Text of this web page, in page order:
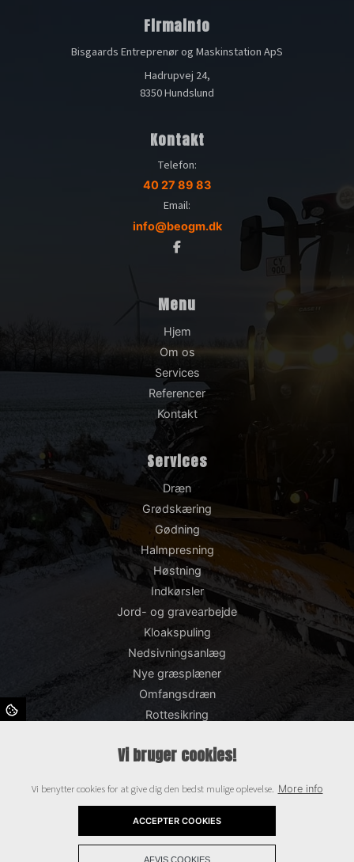
Firmainfo
Bisgaards Entreprenør og Maskinstation ApS
Hadrupvej 24,
8350 Hundslund
Kontakt
Telefon:
40 27 89 83
Email:
info@beogm.dk
Menu
Hjem
Om os
Services
Referencer
Kontakt
Services
Dræn
Grødskæring
Gødning
Halmpresning
Høstning
Indkørsler
Jord- og gravearbejde
Kloakspuling
Nedsivningsanlæg
Nye græsplæner
Omfangsdræn
Rottesikring
Støttemure
TV-inspektion
Terrasser
Copyright © 2026 - Bisgaards Entreprenør og Maskinstation ApS
Vi bruger cookies!
Vi benytter cookies for at give dig den bedst mulige oplevelse. More info
ACCEPTER COOKIES
AFVIS COOKIES